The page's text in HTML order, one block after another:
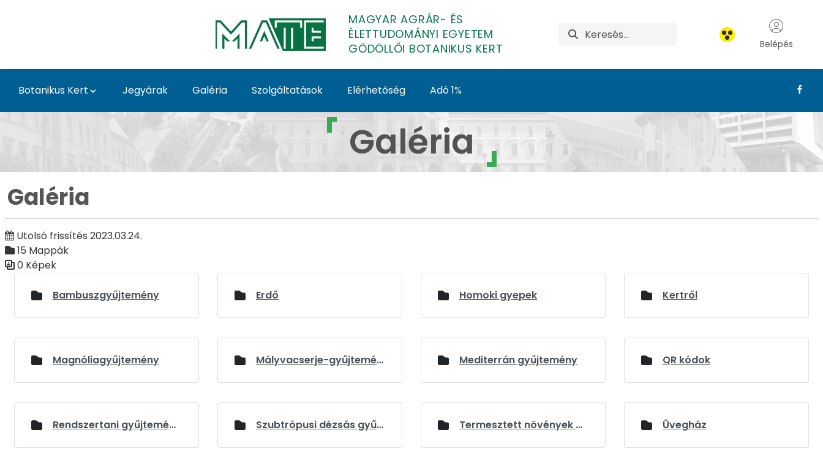
MAGYAR AGRÁR- ÉS
ÉLETTUDOMÁNYI EGYETEM
GÖDÖLLŐI BOTANIKUS KERT
Belépés
Botanikus Kert Jegyárak Galéria Szolgáltatások Elérhetőség Adó 1%
Galéria - Galéria - Gödöllői Botanikus Kert
Galéria
Galéria
Utolsó frissítés 2023.03.24.
15 Mappák
0 Képek
Bambuszgyűjtemény
Erdő Homoki gyepek Kertről
Magnóliagyűjtemény Mályvacserje-gyűjtemény Mediterrán gyűjtemény QR kódok
Rendszertani gyűjtemény Szubtrópusi dézsás gyűjtemény Termesztett növények gyűjteménye Üvegház